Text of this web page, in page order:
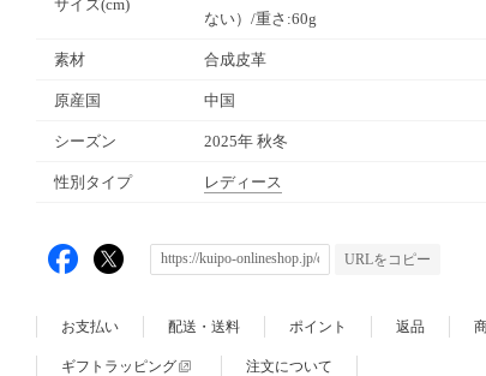
サイズ(cm)
ない）/重さ:60g
素材 合成皮革
原産国 中国
シーズン 2025年 秋冬
性別タイプ レディース
URLをコピー
お支払い 配送・送料 ポイント 返品
ギフトラッピング 注文について